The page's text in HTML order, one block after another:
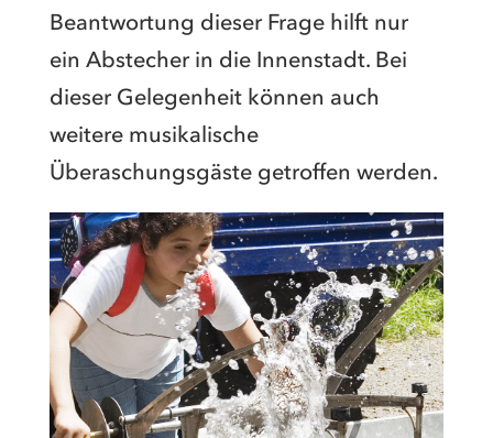
Beantwortung dieser Frage hilft nur
ein Abstecher in die Innenstadt. Bei
dieser Gelegenheit können auch
weitere musikalische
Überaschungsgäste getroffen werden.